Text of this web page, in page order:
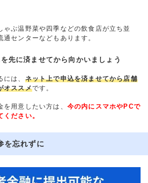
ゃぶ温野菜や四季などの飲食店が立ち並
センターなどもあります。
先に済ませてから向かいましょう
は、 ネット上で申込を済ませてから店舗
オススメです。
用意したい方は、 今の内にスマホやPCで
ださい。
を忘れずに